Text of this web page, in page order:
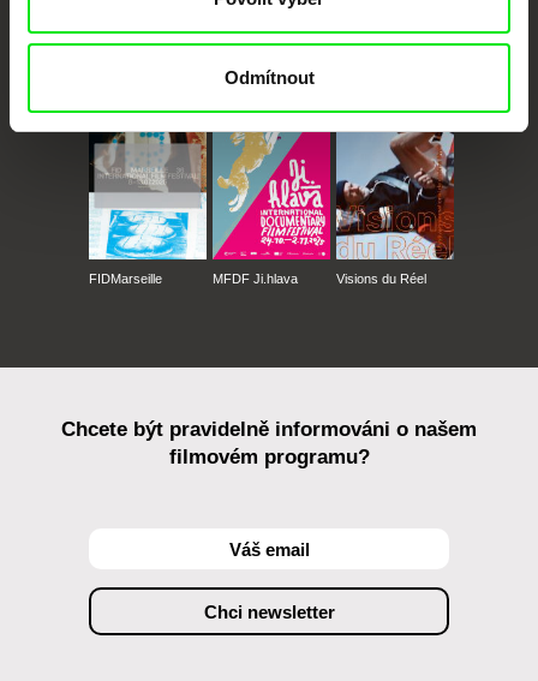
Odmítnout
CPH:DOX
Against Gravity
FIDMarseille MFDF Ji.hlava Visions du Réel
Chcete být pravidelně informováni o našem
filmovém programu?